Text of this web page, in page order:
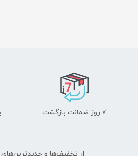
۷ روز ضمانت بازگشت
از تخفیف‌ها و جدیدترین‌های